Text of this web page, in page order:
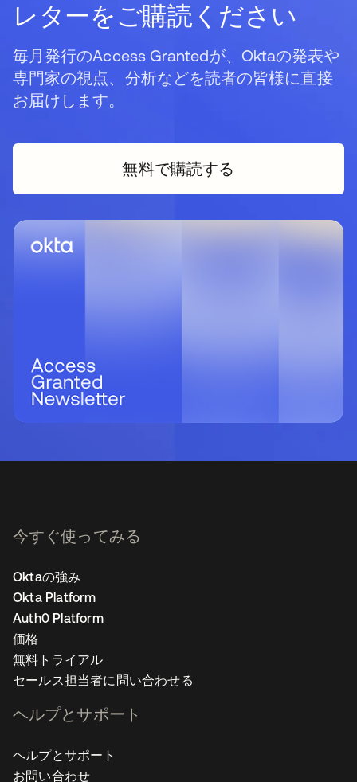
レターをご購読ください
毎月発行のAccess Grantedが、Oktaの発表や
専門家の視点、分析などを読者の皆様に直接
お届けします。
無料で購読する新しいタブで開く
今すぐ使ってみる
Oktaの強み
Okta Platform
Auth0 Platform
価格
無料トライアル
セールス担当者に問い合わせる
ヘルプとサポート
ヘルプとサポート
お問い合わせ